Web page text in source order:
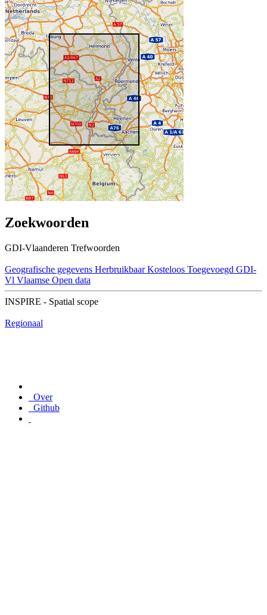
Zoekwoorden
GDI-Vlaanderen Trefwoorden
Geografische gegevens Herbruikbaar Kosteloos Toegevoegd GDI-
Vl Vlaamse Open data
INSPIRE - Spatial scope
Regionaal
Over
Github